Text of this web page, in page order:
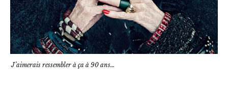
J’aimerais ressembler à ça à 90 ans…